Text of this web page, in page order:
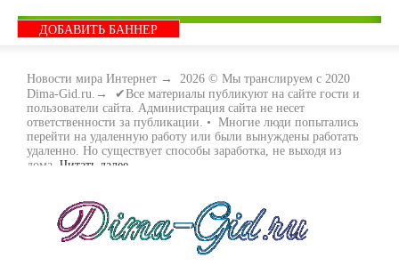
ДОБАВИТЬ БАННЕР
Новости мира Интернет → 2026 © Мы транслируем с 2020
Dima-Gid.ru.→ ✔Все материалы публикуют на сайте гости и
пользователи сайта. Администрация сайта не несет
ответственности за публикации. • Многие люди попытались
перейти на удаленную работу или были вынуждены работать
удаленно. Но существует способы заработка, не выходя из
дома. Читать далее...
много. Все зависит только от вас, чем вы хотите заняться и, что
вам придётся по душе. Наш сайт собирает для вас всю
полезную информацию и новые виды заработка которые
появляются на просторах интернета каждый день. Просто